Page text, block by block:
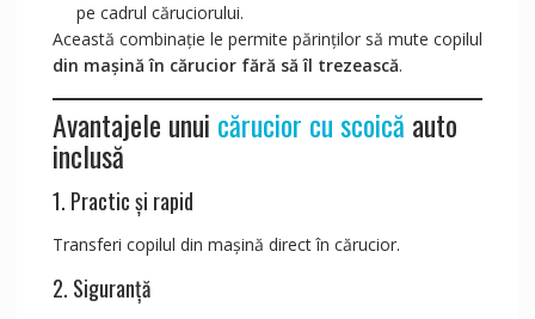
pe cadrul căruciorului.
Această combinație le permite părinților să mute copilul
din mașină în cărucior fără să îl trezească.
Avantajele unui cărucior cu scoică auto
inclusă
1. Practic și rapid
Transferi copilul din mașină direct în cărucior.
2. Siguranță